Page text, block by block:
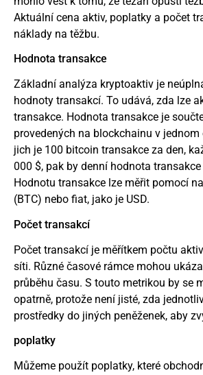
Aktuální cena aktiv, poplatky a počet
náklady na těžbu.
Hodnota transakce
Základní analýza kryptoaktiv je
hodnoty transakcí. To udává, zda lze
transakce. Hodnota transakce je
provedených na blockchainu v
jich je 100 bitcoin transakce za den,
000 $, pak by denní hodnota
Hodnotu transakce lze měřit pomocí
(BTC) nebo fiat, jako je USD.
Počet transakcí
Počet transakcí je měřítkem počtu
síti. Různé časové rámce mohou
průběhu času. S touto metrikou by se
opatrně, protože není jisté, zda
prostředky do jiných peněženek, aby
poplatky
Můžeme použít poplatky, které